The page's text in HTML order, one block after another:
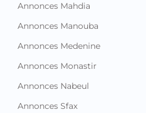
Annonces Mahdia
Annonces Manouba
Annonces Medenine
Annonces Monastir
Annonces Nabeul
Annonces Sfax